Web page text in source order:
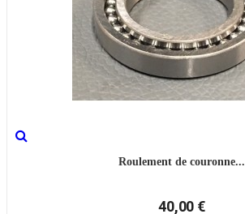
Roulement de couronne...
40,00 €